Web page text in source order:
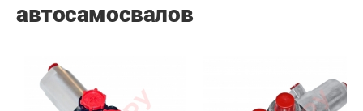
автосамосвалов